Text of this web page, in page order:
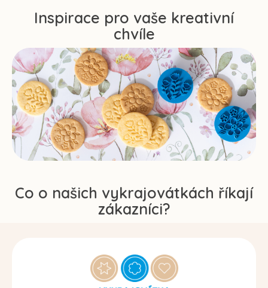
Inspirace pro vaše kreativní
chvíle
Co o našich vykrajovátkách říkají
zákazníci?